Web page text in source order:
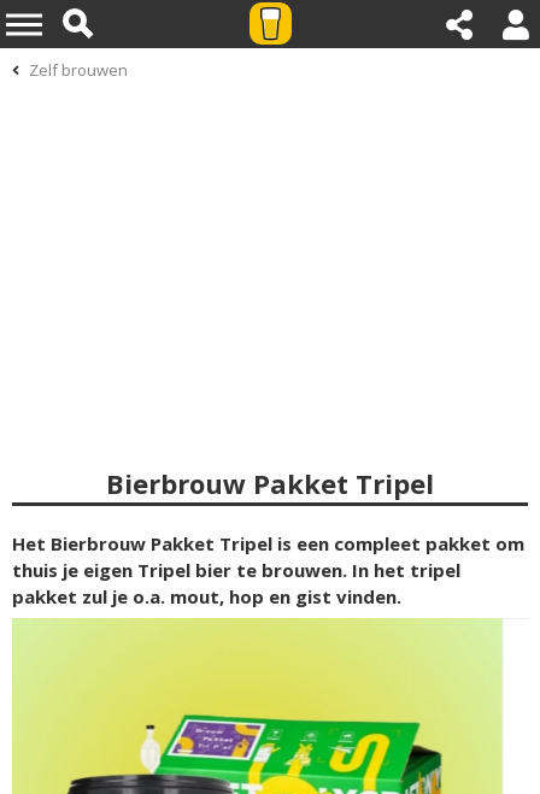
Zelf brouwen
Bierbrouw Pakket Tripel
Het Bierbrouw Pakket Tripel is een compleet pakket om
thuis je eigen Tripel bier te brouwen. In het tripel
pakket zul je o.a. mout, hop en gist vinden.